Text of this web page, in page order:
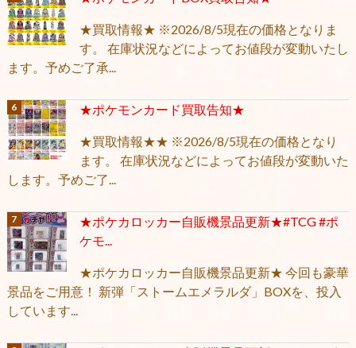
★買取情報★ ※2026/8/5現在の価格となりま
す。 在庫状況などによってお値段が変動いたし
ます。予めご了承...
★ポケモンカード買取告知★
★買取情報★★ ※2026/8/5現在の価格となり
ます。 在庫状況などによってお値段が変動いた
します。予めご了...
★ポケカロッカー自販機景品更新★#TCG #ポ
ケモ...
★ポケカロッカー自販機景品更新★ 今回も豪華
景品をご用意！ 新弾「ストームエメラルダ」BOXを、投入
しています...